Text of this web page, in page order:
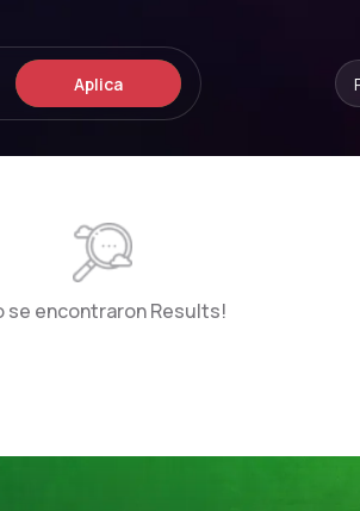
Aplica
se encontraron Results!